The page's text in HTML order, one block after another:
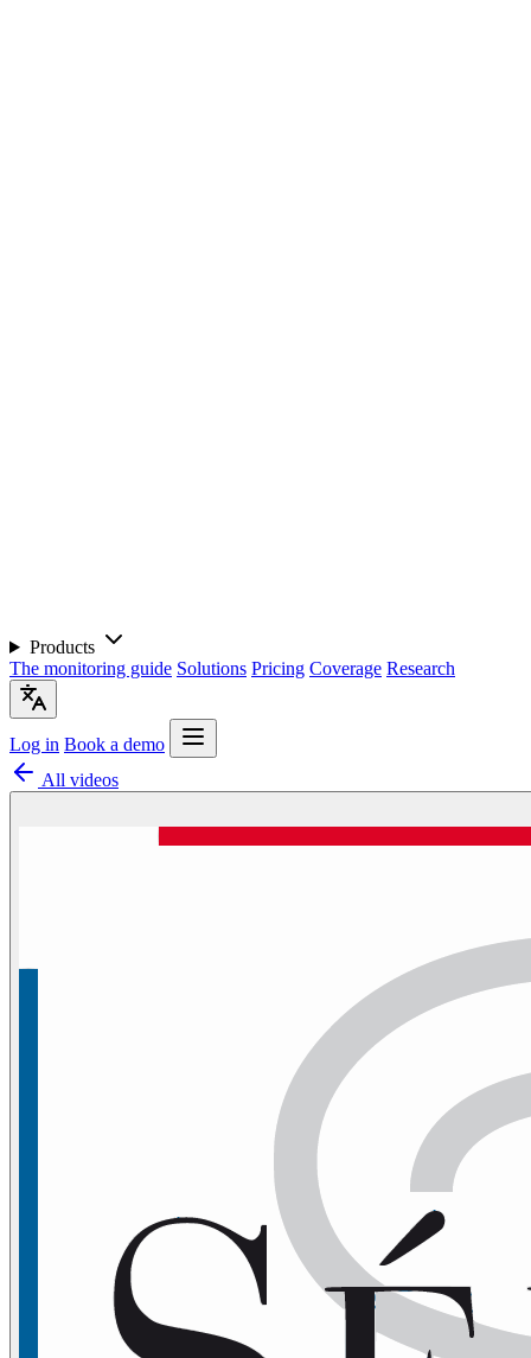
Products
The monitoring guide Solutions Pricing Coverage Research
Log in Book a demo
All videos